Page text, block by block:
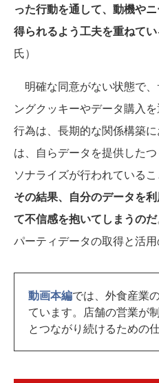
った行動を通して、動機や
得られるよう工夫を重ねて
氏）
明確な同意がない状態で
ングクッキーやデータ購入
行為は、長期的な関係構築
は、自らデータを提供した
ソナライズが行われている
その結果、自分のデータを
て不信感を抱いてしまうのだ
パーティデータの取得と活用
動画本編では、外食産業
ています。店舗の営業が
とつながり続けるための